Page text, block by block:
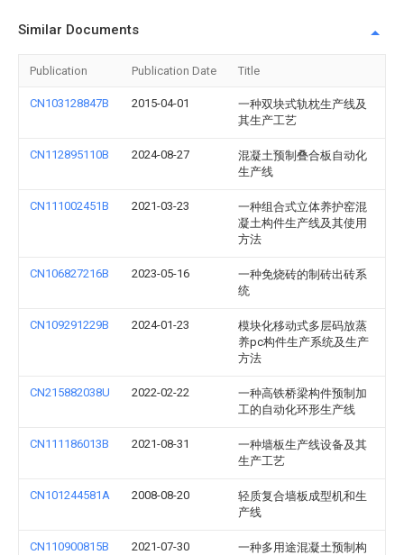
Similar Documents
Publication Publication Date Title
CN103128847B 2015-04-01
一种双块式轨枕生产线及
其生产工艺
CN112895110B 2024-08-27
混凝土预制叠合板自动化
生产线
CN111002451B 2021-03-23
一种组合式立体养护窑混
凝土构件生产线及其使用
方法
CN106827216B 2023-05-16
一种免烧砖的制砖出砖系
统
CN109291229B 2024-01-23
模块化移动式多层码放蒸
养pc构件生产系统及生产
方法
CN215882038U 2022-02-22
一种高铁桥梁构件预制加
工的自动化环形生产线
CN111186013B 2021-08-31
一种墙板生产线设备及其
生产工艺
CN101244581A 2008-08-20
轻质复合墙板成型机和生
产线
CN110900815B 2021-07-30
一种多用途混凝土预制构